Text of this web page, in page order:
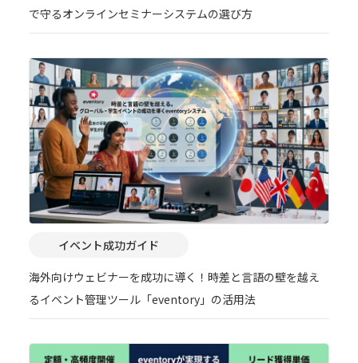
で守るオンラインセミナーシステムの選び方
イベント成功ガイド
海外向けウェビナーを成功に導く！時差と言語の壁を越え
るイベント管理ツール「eventory」の活用法